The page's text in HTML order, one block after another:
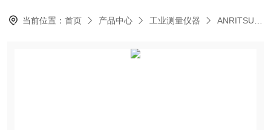
当前位置：首页 产品中心 工业测量仪器 ANRITSU安立计器